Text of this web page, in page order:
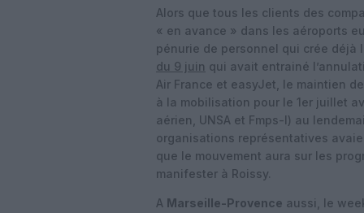
Alors que tous les clients des
« en avance » dans les aéroports
pénurie de personnel qui crée déjà
du 9 juin qui avait entrainé
Air France et easyJet, le maintien
à la mobilisation pour le 1er juillet
aérien, UNSA et Fmps-I) au
organisations représentatives
que le mouvement aura sur les
manifester à Roissy.
A Marseille-Provence aussi, le